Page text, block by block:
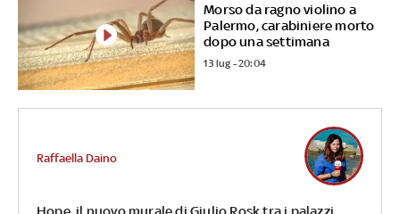
Morso da ragno violino a
Palermo, carabiniere morto
dopo una settimana
13 lug - 20:04
Raffaella Daino